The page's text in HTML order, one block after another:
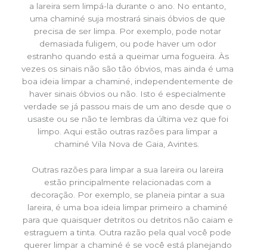
a lareira sem limpá-la durante o ano. No entanto,
uma chaminé suja mostrará sinais óbvios de que
precisa de ser limpa. Por exemplo, pode notar
demasiada fuligem, ou pode haver um odor
estranho quando está a queimar uma fogueira. Às
vezes os sinais não são tão óbvios, mas ainda é uma
boa ideia limpar a chaminé, independentemente de
haver sinais óbvios ou não. Isto é especialmente
verdade se já passou mais de um ano desde que o
usaste ou se não te lembras da última vez que foi
limpo. Aqui estão outras razões para limpar a
chaminé Vila Nova de Gaia, Avintes.
Outras razões para limpar a sua lareira ou lareira
estão principalmente relacionadas com a
decoração. Por exemplo, se planeia pintar a sua
lareira, é uma boa ideia limpar primeiro a chaminé
para que quaisquer detritos ou detritos não caiam e
estraguem a tinta. Outra razão pela qual você pode
querer limpar a chaminé é se você está planejando